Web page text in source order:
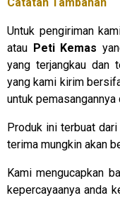
Untuk pengiriman
atau Peti Kemas
yang terjangkau dan
yang kami kirim
untuk
Produk ini terbuat
terima mungkin akan
Kami mengucapkan
kepercayaanya anda